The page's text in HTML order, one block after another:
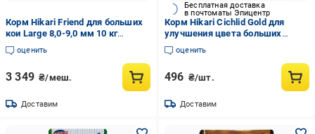
Корм Hikari Friend для больших
кои Large 8,0-9,0 мм 10 кг
(39489)
оценить
3 349 ₴/меш.
Доставим
Бесплатная доставка
в почтоматы Эпицентр
Корм Hikari Cichlid Gold для
улучшения цвета больших
цихлид 30+ см гранулы 7,2-8,2
мм L 250 г (04428)
оценить
496 ₴/шт.
Доставим